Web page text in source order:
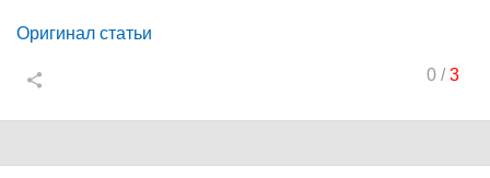
Оригинал статьи
0/3